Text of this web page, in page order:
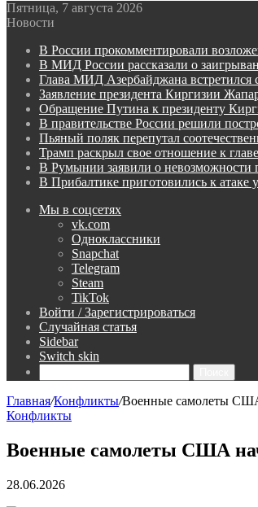
Пятница, 7 августа 2026
Новости
В России прокомментировали
В МИД России рассказали о
Глава МИД Азербайджана встретился
Заявление президента Киргизии
Обращение Путина к президенту
В правительстве России решили
Пьяный поляк перепутал
Трамп раскрыл свое отношение к
В Румынии заявили о невозможности
В Прибалтике приготовились к атаке
Мы в соцсетях
vk.com
Одноклассники
Snapchat
Telegram
Steam
TikTok
Войти / Зарегистрироваться
Случайная статья
Sidebar
Switch skin
Главная/Конфликты/Военные самолеты
Конфликты
Военные самолеты США
28.06.2026